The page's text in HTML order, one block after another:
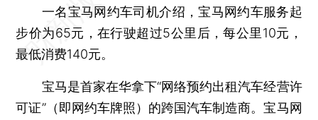
一名宝马网约车司机介绍，宝马网约车服务起
步价为65元，在行驶超过5公里后，每公里10元，
最低消费140元。
宝马是首家在华拿下“网络预约出租汽车经营许
可证”（即网约车牌照）的跨国汽车制造商。宝马网